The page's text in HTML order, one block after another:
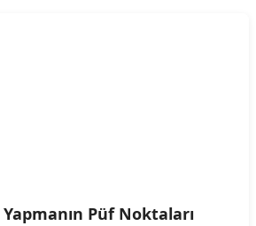
Püf Noktaları